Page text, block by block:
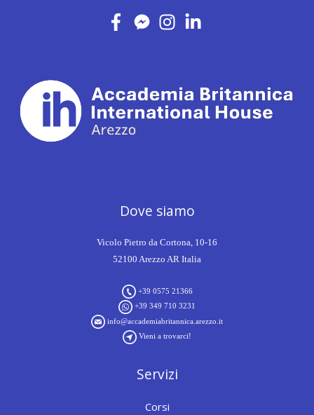
Dove siamo
Vicolo Pietro da Cortona, 10-16
52100 Arezzo AR Italia
+39 0575 21366
+39 349 710 3231
info@accademiabritannica.arezzo.it
Vieni a trovarci!
Servizi
Corsi